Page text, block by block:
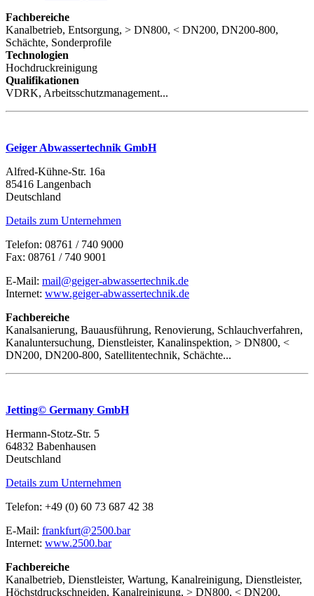
Fachbereiche
Kanalbetrieb, Entsorgung, > DN800, < DN200, DN200-800,
Schächte, Sonderprofile
Technologien
Hochdruckreinigung
Qualifikationen
VDRK, Arbeitsschutzmanagement...
Geiger Abwassertechnik GmbH
Alfred-Kühne-Str. 16a
85416 Langenbach
Deutschland
Details zum Unternehmen
Telefon: 08761 / 740 9000
Fax: 08761 / 740 9001
E-Mail: mail@geiger-abwassertechnik.de
Internet: www.geiger-abwassertechnik.de
Fachbereiche
Kanalsanierung, Bauausführung, Renovierung, Schlauchverfahren,
Kanaluntersuchung, Dienstleister, Kanalinspektion, > DN800, <
DN200, DN200-800, Satellitentechnik, Schächte...
Jetting© Germany GmbH
Hermann-Stotz-Str. 5
64832 Babenhausen
Deutschland
Details zum Unternehmen
Telefon: +49 (0) 60 73 687 42 38
E-Mail: frankfurt@2500.bar
Internet: www.2500.bar
Fachbereiche
Kanalbetrieb, Dienstleister, Wartung, Kanalreinigung, Dienstleister,
Höchstdruckschneiden, Kanalreinigung, > DN800, < DN200,